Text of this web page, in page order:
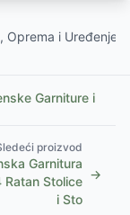
Oprema i Uređenje
Garniture i
proizvod
Garnitura
Ratan Stolice
i Sto
→